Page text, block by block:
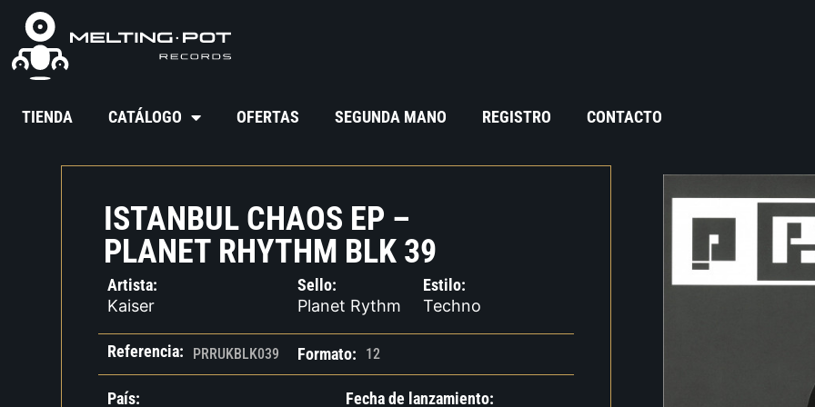
TIENDA CATÁLOGO OFERTAS SEGUNDA MANO REGISTRO CONTACTO
ISTANBUL CHAOS EP –
PLANET RHYTHM BLK 39
Artista:
Kaiser
Sello:
Planet Rythm
Estilo:
Techno
Referencia: PRRUKBLK039 Formato: 12
País: Fecha de lanzamiento: